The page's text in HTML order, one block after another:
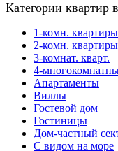
Категории квартир
1-комн. квартиры
2-комн. квартиры
3-комнат. кварт.
4-
Апартаменты
Виллы
Гостевой дом
Гостиницы
Дом-частный
С видом на море